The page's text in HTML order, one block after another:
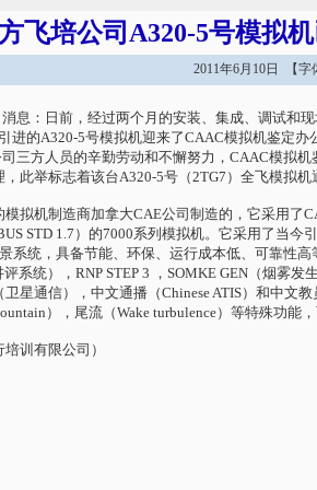
飞培公司A320-5号模拟
2011年6月10日 【字
息：日前，经过两个月的安装、集成、调试和
进的A320-5号模拟机迎来了CAAC模拟机鉴定
三方人员的辛勤劳动和不懈努力，CAAC模拟
此举标志着该台A320-5号（2TG7）全飞模拟机
拟机制造商加拿大CAE公司制造的，它采用了
STD 1.7）的7000系列模拟机。它采用了当今
系统，具备节能、环保、运行成本低、可靠性
系统），RNP STEP 3 ，SOMKE GEN（烟雾
卫星通信），中文通播（Chinese ATIS）和中文
），尾流（Wake turbulence）等特殊功能
训有限公司）